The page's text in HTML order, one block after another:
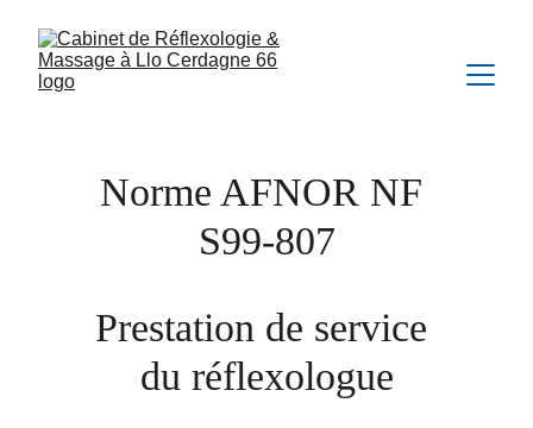
Norme AFNOR NF
S99-807
Prestation de service
du réflexologue